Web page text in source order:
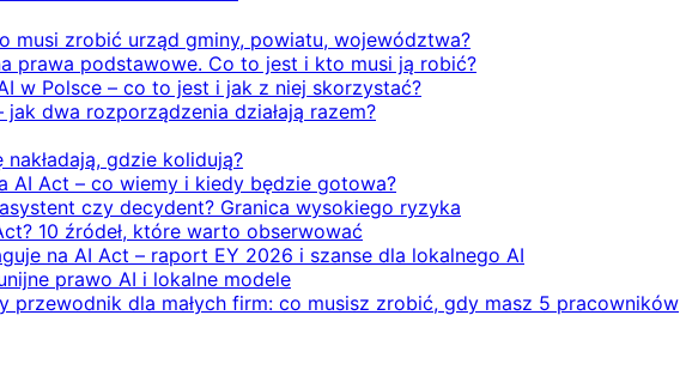
musi zrobić urząd gminy, powiatu, województwa?
prawa podstawowe. Co to jest i kto musi ją robić?
w Polsce – co to jest i jak z niej skorzystać?
dwa rozporządzenia działają razem?
gdzie kolidują?
AI Act – co wiemy i kiedy będzie gotowa?
czy decydent? Granica wysokiego ryzyka
10 źródeł, które warto obserwować
na AI Act – raport EY 2026 i szanse dla lokalnego AI
prawo AI i lokalne modele
przewodnik dla małych firm: co musisz zrobić, gdy masz 5 pracowników